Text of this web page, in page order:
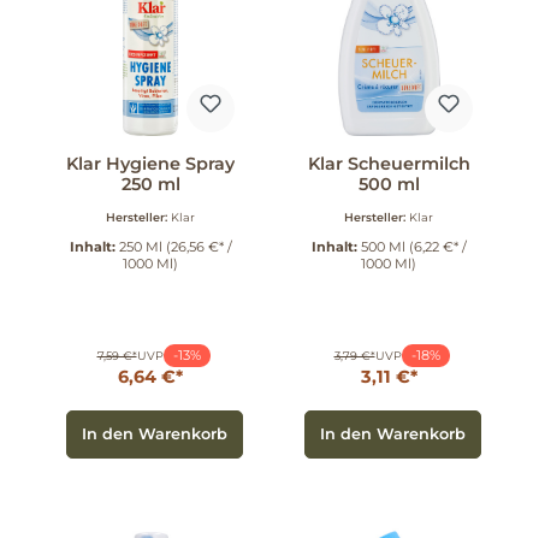
Klar Hygiene Spray
250 ml
Hersteller: Klar
Inhalt: 250 Ml (26,56 €* /
1000 Ml)
7,59 €*UVP -13%
6,64 €*
In den Warenkorb
Klar Scheuermilch
500 ml
Hersteller: Klar
Inhalt: 500 Ml (6,22 €* /
1000 Ml)
3,79 €*UVP -18%
3,11 €*
In den Warenkorb